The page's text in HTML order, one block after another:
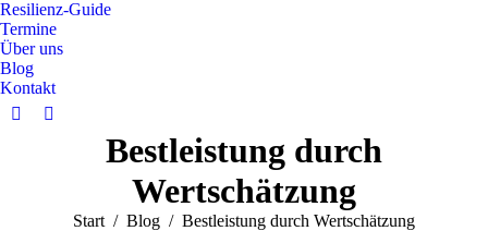
Resilienz-Guide
Termine
Über uns
Blog
Kontakt
Bestleistung durch
Wertschätzung
Sie befinden sich hier:
Start Blog Bestleistung durch Wertschätzung